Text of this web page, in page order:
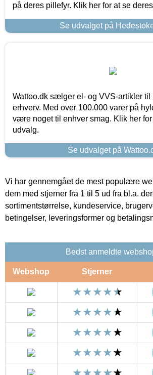
på deres pillefyr. Klik her for at se
Se udvalget på
Wattoo.dk sælger el- og VVS-artikler til
erhverv. Med over 100.000 varer på
være noget til enhver smag. Klik her
udvalg.
Se udvalget på
Vi har gennemgået de mest populære
dem med stjerner fra 1 til 5 ud fra bl.a.
sortimentstørrelse, kundeservice,
betingelser, leveringsformer og
Bedst anmeldte
Webshop Stjerner